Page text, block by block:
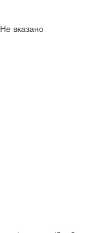
вказано